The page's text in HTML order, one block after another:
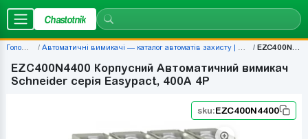
Chastotnik
Головна Автоматичні вимикачі — каталог автоматів захисту | Chastotnik.ua EZC400N4400
EZC400N4400 Корпусний Автоматичний вимикач
Schneider серія Easypact, 400A 4P
sku:EZC400N4400